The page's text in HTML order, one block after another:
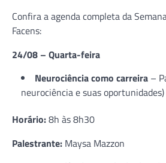
Confira a agenda completa da
Facens:
24/08 – Quarta-feira
Neurociência como carreira –
neurociência e suas oportunidades)
Horário:8h às 8h30
Palestrante: Maysa Mazzon